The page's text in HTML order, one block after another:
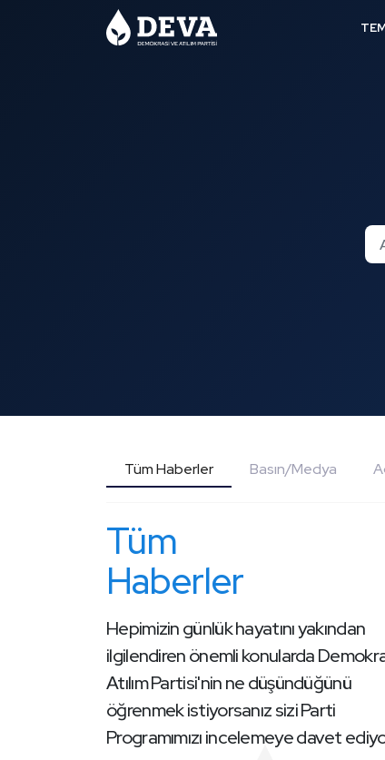
Tüm Haberler Basın/Medya
Tüm
Haberler
Hepimizin günlük hayatını yakından
ilgilendiren önemli konularda
Atılım Partisi'nin ne düşündüğünü
öğrenmek istiyorsanız sizi Parti
Programımızı incelemeye davet